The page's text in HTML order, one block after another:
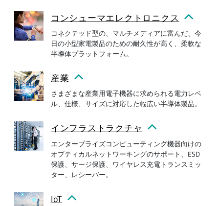
コンシューマエレクトロニクス
コネクテッド型の、マルチメディアに富んだ、今
日の小型家電製品のための耐久性が高く、柔軟な
半導体プラットフォーム。
産業
さまざまな産業用電子機器に求められる電力レベ
ル、仕様、サイズに対応した幅広い半導体製品。
インフラストラクチャ
エンタープライズコンピューティング機器向けの
オプティカルネットワーキングのサポート、ESD
保護、サージ保護、ワイヤレス充電トランスミッ
ター、レシーバー。
IoT